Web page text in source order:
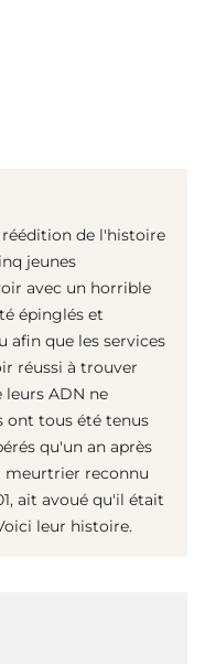
de l'histoire
jeunes
avec un horrible
épinglés et
afin que les services
réussi à trouver
leurs ADN ne
ont tous été tenus
qu'un an après
meurtrier reconnu
ait avoué qu'il était
leur histoire.